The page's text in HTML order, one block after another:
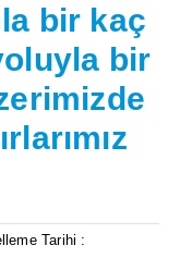
bir kaç
bir
Tarihi :